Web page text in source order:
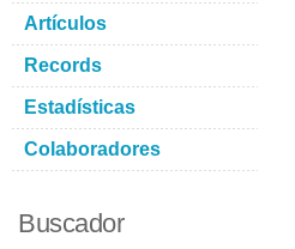
Artículos
Records
Estadísticas
Colaboradores
Buscador